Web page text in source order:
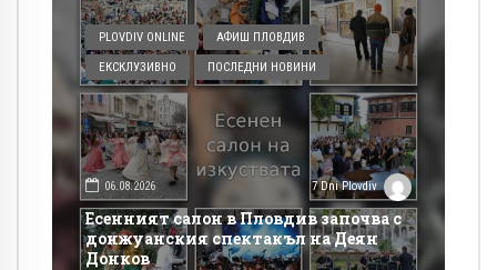
PLOVDIV ONLINE АФИШ ПЛОВДИВ
ЕКСКЛУЗИВНО ПОСЛЕДНИ НОВИНИ
06.08.2026 7 Dni Plovdiv
Есенният салон в Пловдив започва с
донжуанския спектакъл на Деян
Донков